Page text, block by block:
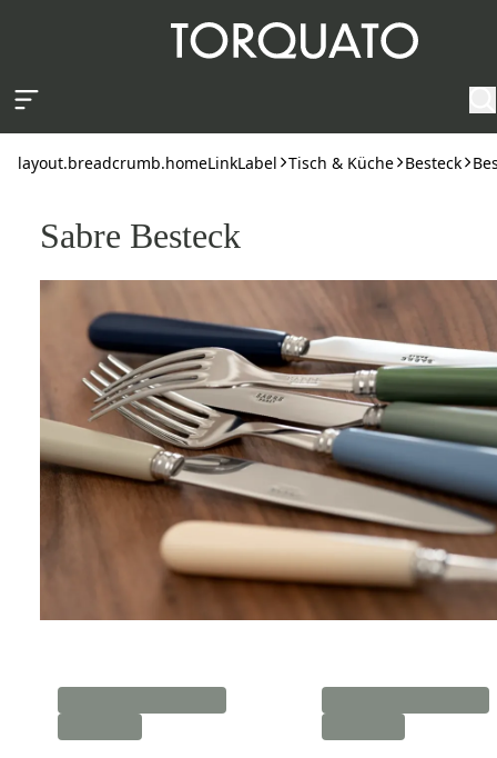
layout.breadcrumb.homeLinkLabel Tisch & Küche Besteck
Sabre Besteck